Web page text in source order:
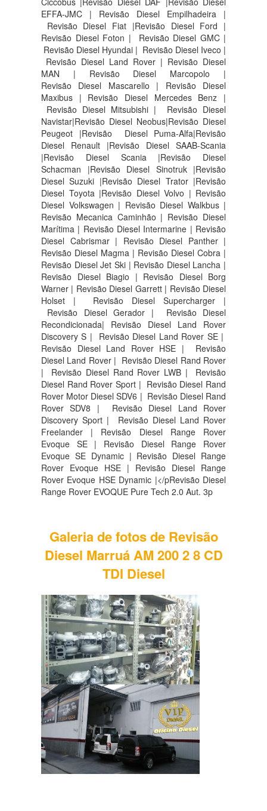
EFFA-JMC | Revisão Diesel Empilhadeira |
Revisão Diesel Fiat |Revisão Diesel Ford |
Revisão Diesel Foton | Revisão Diesel GMC |
Revisão Diesel Hyundai | Revisão Diesel Iveco |
Revisão Diesel Land Rover | Revisão Diesel
MAN | Revisão Diesel Marcopolo |
Revisão Diesel Mascarello | Revisão Diesel
Maxibus | Revisão Diesel Mercedes Benz |
Revisão Diesel Mitsubishi | Revisão Diesel
Navistar|Revisão Diesel Neobus|Revisão Diesel
Peugeot |Revisão Diesel Puma-Alfa|Revisão
Diesel Renault |Revisão Diesel SAAB-Scania
|Revisão Diesel Scania |Revisão Diesel
Schacman |Revisão Diesel Sinotruk |Revisão
Diesel Suzuki |Revisão Diesel Trator |Revisão
Diesel Toyota |Revisão Diesel Volvo | Revisão
Diesel Volkswagen | Revisão Diesel Walkbus |
Revisão Mecanica Caminhão | Revisão Diesel
Marítima | Revisão Diesel Intermarine | Revisão
Diesel Cabrismar | Revisão Diesel Panther |
Revisão Diesel Magma | Revisão Diesel Cobra |
Revisão Diesel Jet Ski | Revisão Diesel Lancha |
Revisão Diesel Biagio | Revisão Diesel Borg
Warner | Revisão Diesel Garrett | Revisão Diesel
Holset | Revisão Diesel Supercharger |
Revisão Diesel Gerador | Revisão Diesel
Recondicionada| Revisão Diesel Land Rover
Discovery S |
Revisão Diesel Land Rover SE |
Revisão Diesel Land Rover HSE |
Revisão
Diesel Land Rover | Revisão Diesel Rand Rover
|
Revisão Diesel Rand Rover LWB |
Revisão
Diesel Rand Rover Sport | Revisão Diesel Rand
Rover Motor Diesel SDV6 | Revisão Diesel Rand
Rover SDV8 |
Revisão Diesel Land Rover
Discovery Sport |
Revisão Diesel Land Rover
Freelander | Revisão Diesel Range Rover
Evoque SE | Revisão Diesel Range Rover
Evoque SE Dynamic | Revisão Diesel Range
Rover Evoque HSE | Revisão Diesel Range
Rover Evoque HSE Dynamic |</pRevisão Diesel
Range Rover EVOQUE Pure Tech 2.0 Aut. 3p
Galeria de fotos de Revisão
Diesel Marruá AM 200 2 8 CD
TDI Diesel